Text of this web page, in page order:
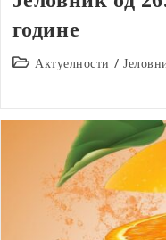
године
PostАктуелности /